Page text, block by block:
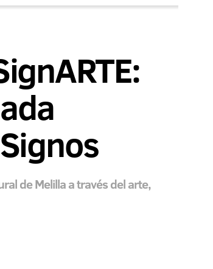
de Melilla a través del arte,